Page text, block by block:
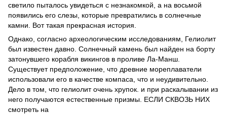
светило пыталось увидеться с незнакомкой, а на восьмой
появились его слезы, которые превратились в солнечные
камни. Вот такая прекрасная история.
Однако, согласно археологическим исследованиям, Гелиолит
был известен давно. Солнечный камень был найден на борту
затонувшего корабля викингов в проливе Ла-Манш.
Существует предположение, что древние мореплаватели
использовали его в качестве компаса, что и неудивительно.
Дело в том, что гелиолит очень хрупок. и при раскалывании из
него получаются естественные призмы. ЕСЛИ СКВОЗЬ НИХ
смотреть на